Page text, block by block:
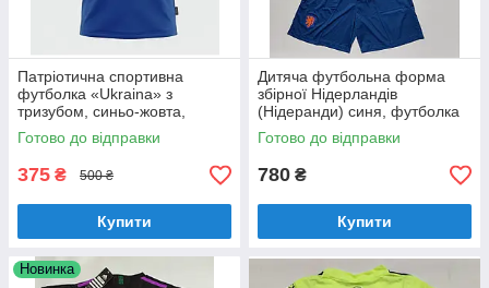
Патріотична спортивна
футболка «Ukraina» з
тризубом, синьо-жовта,
підліткова.
Готово до відправки
375 ₴ 500 ₴
Купити
Дитяча футбольна форма
збірної Нідерландів
(Нідеранди) синя, футболка
та шорти
Готово до відправки
780 ₴
Купити
Новинка